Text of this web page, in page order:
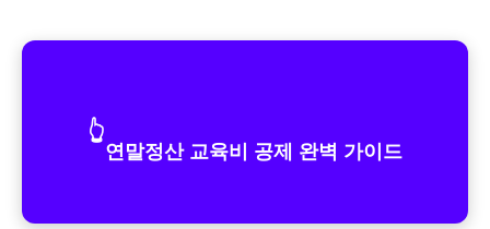
👆
연말정산 교육비 공제 완벽 가이드